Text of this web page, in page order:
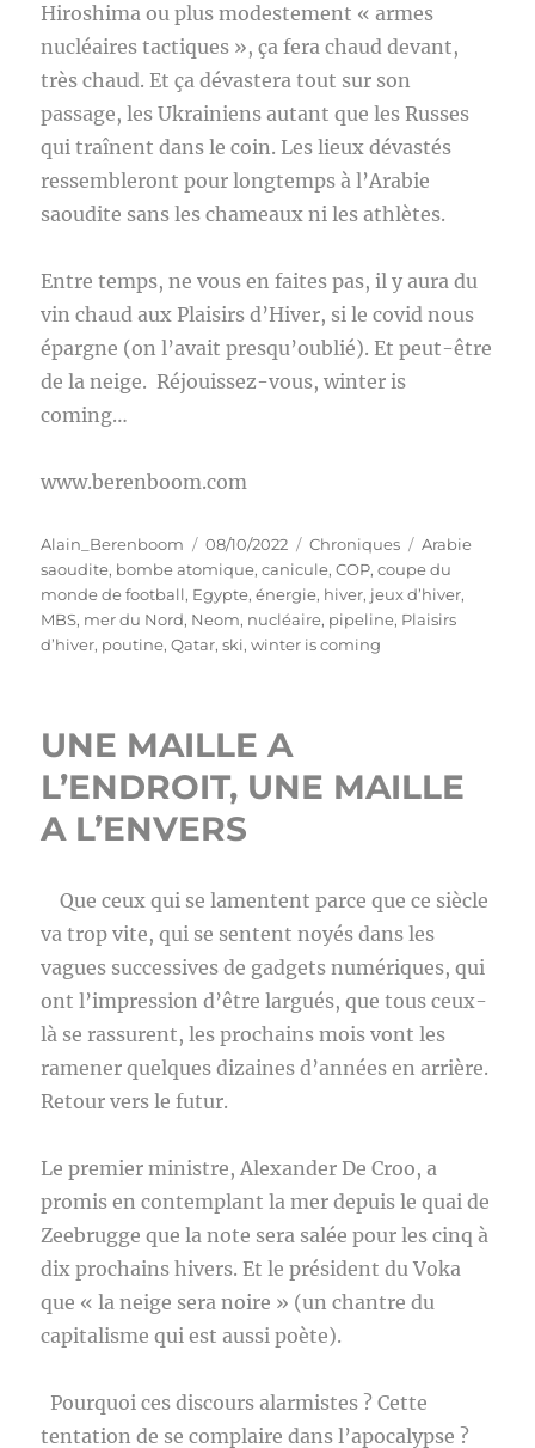
Hiroshima ou plus modestement « armes
nucléaires tactiques », ça fera chaud devant,
très chaud. Et ça dévastera tout sur son
passage, les Ukrainiens autant que les Russes
qui traînent dans le coin. Les lieux dévastés
ressembleront pour longtemps à l’Arabie
saoudite sans les chameaux ni les athlètes.
Entre temps, ne vous en faites pas, il y aura du
vin chaud aux Plaisirs d’Hiver, si le covid nous
épargne (on l’avait presqu’oublié). Et peut-être
de la neige. Réjouissez-vous, winter is
coming…
www.berenboom.com
Auteur
Alain_Berenboom
Publié
le
08/10/2022 Catégories
Chroniques Étiquettes
Arabie
saoudite, bombe atomique,canicule,COP,coupe du
monde de football, Egypte,énergie, hiver, jeux d’hiver,
MBS, mer du Nord, Neom, nucléaire, pipeline, Plaisirs
d’hiver, poutine,Qatar,ski,winter is coming
UNE MAILLE A
L’ENDROIT, UNE MAILLE
A L’ENVERS
Que ceux qui se lamentent parce que ce siècle
va trop vite, qui se sentent noyés dans les
vagues successives de gadgets numériques, qui
ont l’impression d’être largués, que tous ceux-
là se rassurent, les prochains mois vont les
ramener quelques dizaines d’années en arrière.
Retour vers le futur.
Le premier ministre, Alexander De Croo, a
promis en contemplant la mer depuis le quai de
Zeebrugge que la note sera salée pour les cinq à
dix prochains hivers. Et le président du Voka
que « la neige sera noire » (un chantre du
capitalisme qui est aussi poète).
Pourquoi ces discours alarmistes ? Cette
tentation de se complaire dans l’apocalypse ?